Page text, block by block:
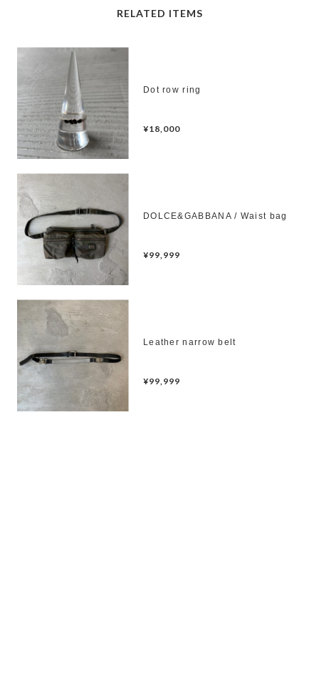
RELATED ITEMS
Dot row ring
¥18,000
DOLCE&GABBANA / Waist bag
¥99,999
Leather narrow belt
¥99,999